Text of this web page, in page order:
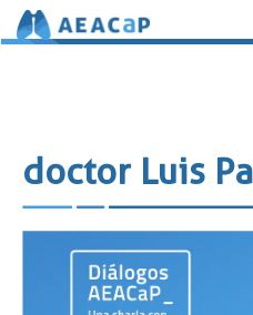
doctor Luis